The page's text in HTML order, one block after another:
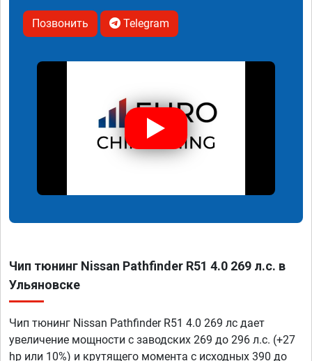
Позвонить Telegram
Чип тюнинг Nissan Pathfinder R51 4.0 269 л.с. в
Ульяновске
Чип тюнинг Nissan Pathfinder R51 4.0 269 лс дает
увеличение мощности с заводских 269 до 296 л.с. (+27
hp или 10%) и крутящего момента с исходных 390 до